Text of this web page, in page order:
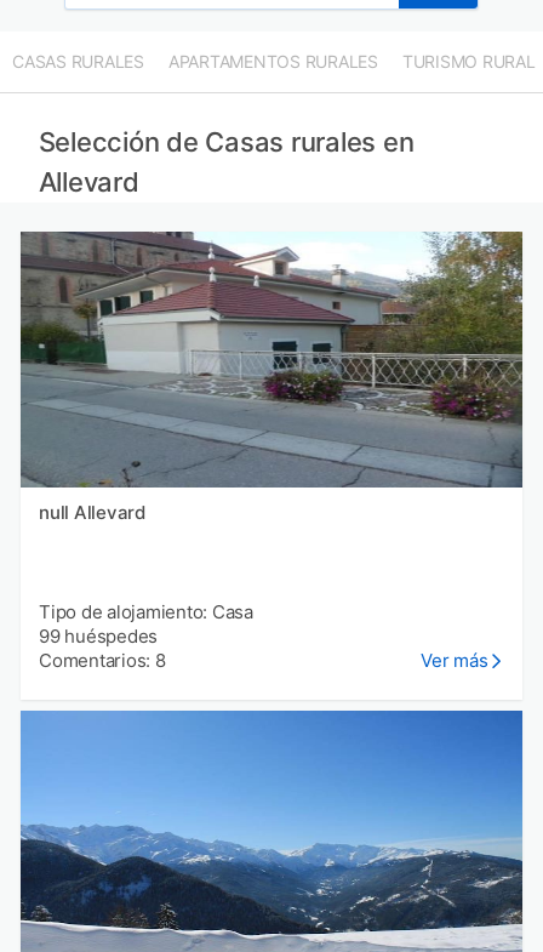
CASAS RURALES APARTAMENTOS RURALES TURISMO RURAL
Selección de Casas rurales en
Allevard
null Allevard
Tipo de alojamiento: Casa
99 huéspedes
Comentarios: 8
Ver más